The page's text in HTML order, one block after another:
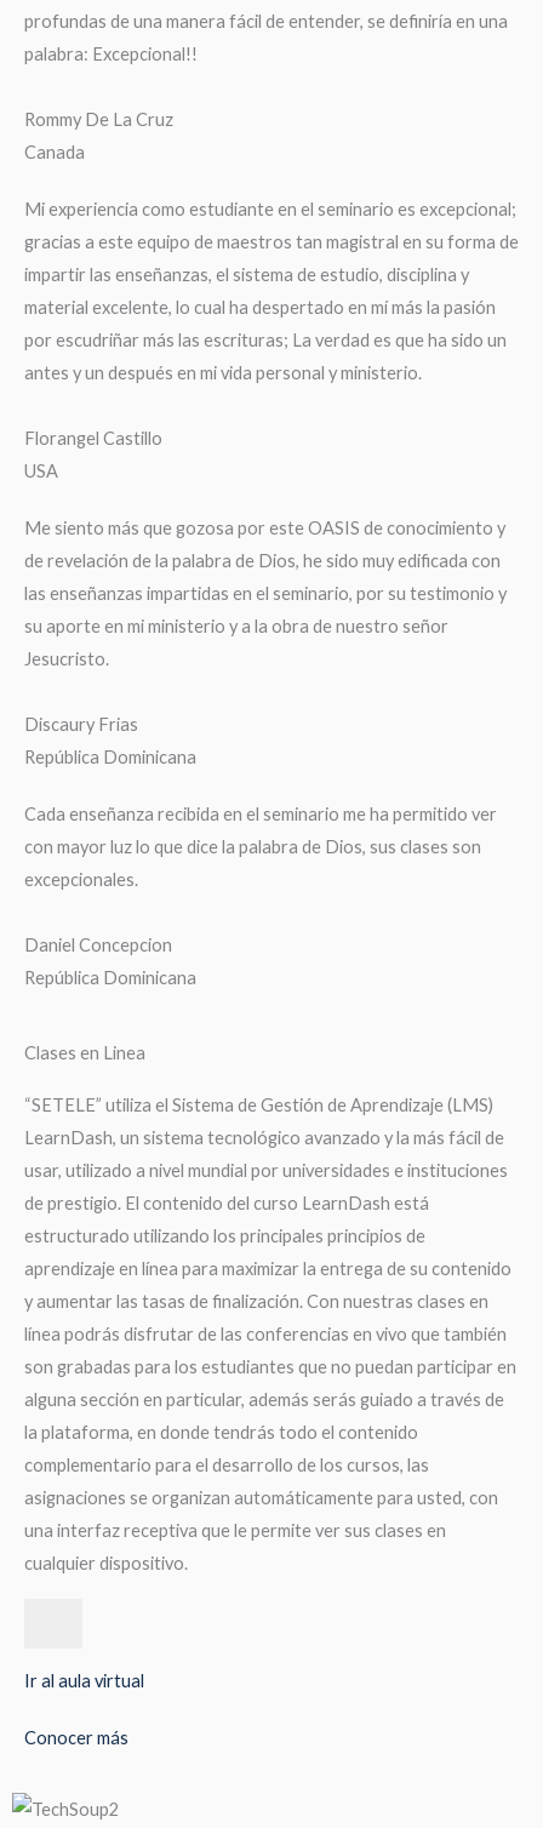
profundas de una manera fácil de entender, se definiría en una
palabra: Excepcional!!
Rommy De La Cruz
Canada
Mi experiencia como estudiante en el seminario es excepcional;
gracias a este equipo de maestros tan magistral en su forma de
impartir las enseñanzas, el sistema de estudio, disciplina y
material excelente, lo cual ha despertado en mí más la pasión
por escudriñar más las escrituras; La verdad es que ha sido un
antes y un después en mi vida personal y ministerio.
Florangel Castillo
USA
Me siento más que gozosa por este OASIS de conocimiento y
de revelación de la palabra de Dios, he sido muy edificada con
las enseñanzas impartidas en el seminario, por su testimonio y
su aporte en mi ministerio y a la obra de nuestro señor
Jesucristo.
Discaury Frias
República Dominicana
Cada enseñanza recibida en el seminario me ha permitido ver
con mayor luz lo que dice la palabra de Dios, sus clases son
excepcionales.
Daniel Concepcion
República Dominicana
Clases en Linea
“SETELE” utiliza el Sistema de Gestión de Aprendizaje (LMS)
LearnDash, un sistema tecnológico avanzado y la más fácil de
usar, utilizado a nivel mundial por universidades e instituciones
de prestigio. El contenido del curso LearnDash está
estructurado utilizando los principales principios de
aprendizaje en línea para maximizar la entrega de su contenido
y aumentar las tasas de finalización. Con nuestras clases en
línea podrás disfrutar de las conferencias en vivo que también
son grabadas para los estudiantes que no puedan participar en
alguna sección en particular, además serás guiado a través de
la plataforma, en donde tendrás todo el contenido
complementario para el desarrollo de los cursos, las
asignaciones se organizan automáticamente para usted, con
una interfaz receptiva que le permite ver sus clases en
cualquier dispositivo.
Ir al aula virtual
Conocer más